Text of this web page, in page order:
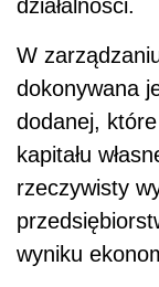
działalności.
W
dokonywana
dodanej,
kapitału
rzeczywisty
wyniku